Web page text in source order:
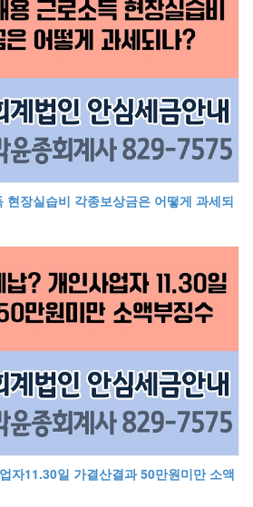
현장실습비 각종보상금은 어떻게 과세되
자11.30일 가결산결과 50만원미만 소액